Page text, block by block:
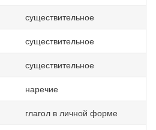
существительное
существительное
существительное
наречие
глагол в личной форме